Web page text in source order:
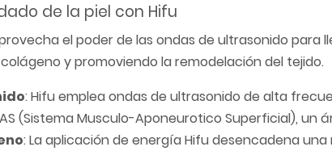
de la piel con Hifu
el poder de las ondas de ultrasonido para
y promoviendo la remodelación del tejido.
: Hifu emplea ondas de ultrasonido de alta
(Sistema Musculo-Aponeurotico Superficial),
: La aplicación de energía Hifu desencadena